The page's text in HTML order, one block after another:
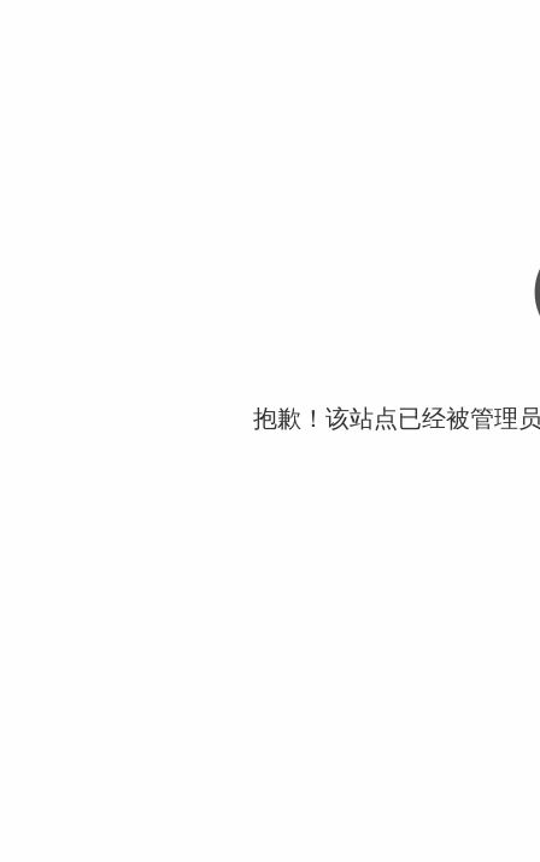
抱歉！该站点已经被管理